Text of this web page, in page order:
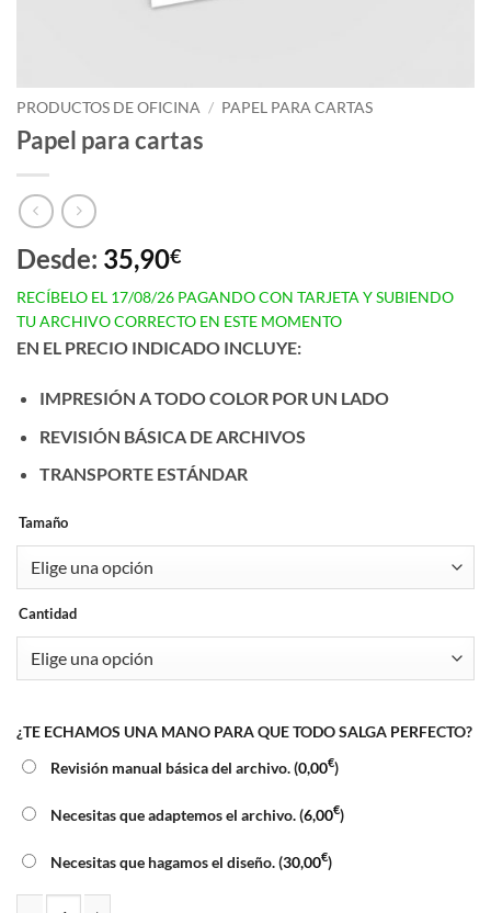
PRODUCTOS DE OFICINA / PAPEL PARA CARTAS
Papel para cartas
Desde: 35,90€
RECÍBELO EL 17/08/26 PAGANDO CON TARJETA Y SUBIENDO
TU ARCHIVO CORRECTO EN ESTE MOMENTO
EN EL PRECIO INDICADO INCLUYE:
IMPRESIÓN A TODO COLOR POR UN LADO
REVISIÓN BÁSICA DE ARCHIVOS
TRANSPORTE ESTÁNDAR
Tamaño
Cantidad
¿TE ECHAMOS UNA MANO PARA QUE TODO SALGA PERFECTO?
Revisión manual básica del archivo. (0,00€)
Necesitas que adaptemos el archivo. (6,00€)
Necesitas que hagamos el diseño. (30,00€)